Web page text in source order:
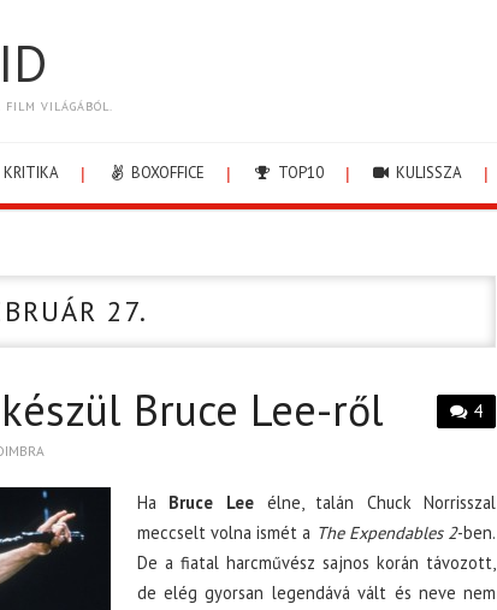
FILM VILÁGÁBÓL.
KRITIKA BOXOFFICE TOP10 KULISSZA
27.
4
Bruce Lee-ről
Ha Bruce Leeélne, talán Chuck Norrisszal
meccselt volna ismét a The Expendables 2-ben.
De a fiatal harcművész sajnos korán távozott,
de elég gyorsan legendává vált és neve nem